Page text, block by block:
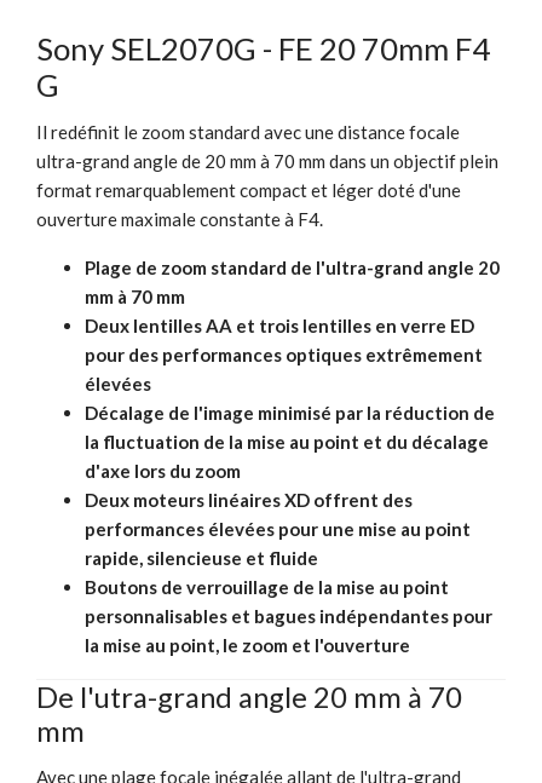
Sony SEL2070G - FE 20 70mm F4
G
Il redéfinit le zoom standard avec une distance focale
ultra-grand angle de 20 mm à 70 mm dans un objectif plein
format remarquablement compact et léger doté d'une
ouverture maximale constante à F4.
Plage de zoom standard de l'ultra-grand angle 20
mm à 70 mm
Deux lentilles AA et trois lentilles en verre ED
pour des performances optiques extrêmement
élevées
Décalage de l'image minimisé par la réduction de
la fluctuation de la mise au point et du décalage
d'axe lors du zoom
Deux moteurs linéaires XD offrent des
performances élevées pour une mise au point
rapide, silencieuse et fluide
Boutons de verrouillage de la mise au point
personnalisables et bagues indépendantes pour
la mise au point, le zoom et l'ouverture
De l'utra-grand angle 20 mm à 70
mm
Avec une plage focale inégalée allant de l'ultra-grand